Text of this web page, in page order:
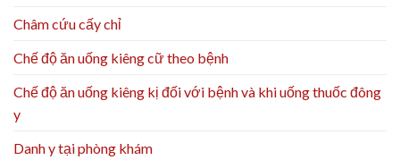
Châm cứu cấy chỉ
Chế độ ăn uống kiêng cữ theo bệnh
Chế độ ăn uống kiêng kị đối với bệnh và khi uống thuốc đông
y
Danh y tại phòng khám